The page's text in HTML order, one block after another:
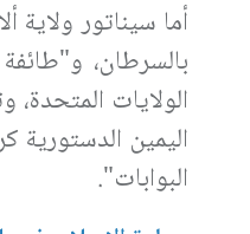
أما سيناتور ولاية
بالسرطان،
الولايات
اليمين الدستورية
البوابات".